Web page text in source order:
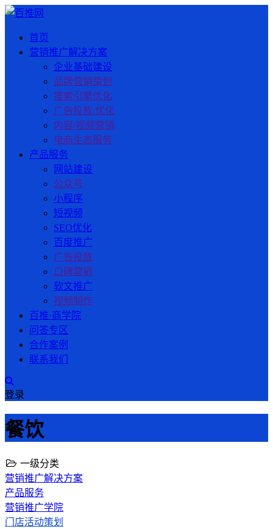
首页
营销推广解决方案
企业基础建设
品牌营销策划
搜索引擎优化
广告投放/优化
内容/视频营销
电商生态服务
产品服务
网站建设
公众号
小程序
短视频
SEO优化
百度推广
广告投放
口碑营销
软文推广
视频制作
百推·商学院
问答专区
合作案例
联系我们
登录
餐饮
一级分类
营销推广解决方案
产品服务
营销推广学院
门店活动策划